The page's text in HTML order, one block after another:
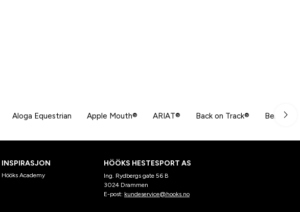
Aloga Equestrian Apple Mouth® ARIAT® Back on Track® Beris
INSPIRASJON
Hööks Academy
HÖÖKS HESTESPORT AS
Ing. Rydbergs gate 56 B
3024 Drammen
E-post: kundeservice@hooks.no